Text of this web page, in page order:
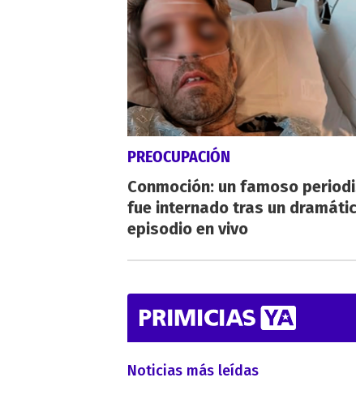
PREOCUPACIÓN
Conmoción: un famoso
fue internado tras un
episodio en vivo
Noticias más leídas